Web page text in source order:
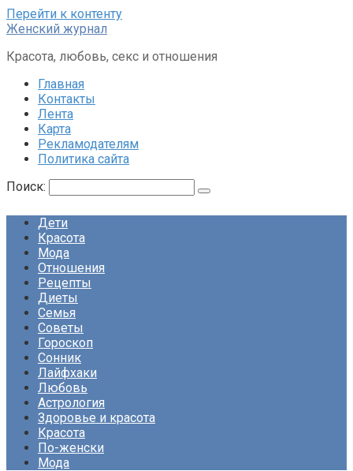
Перейти к контенту
Женский журнал
Красота, любовь, секс и отношения
Главная
Контакты
Лента
Карта
Рекламодателям
Политика сайта
Поиск:
Дети
Красота
Мода
Отношения
Рецепты
Диеты
Семья
Советы
Гороскоп
Сонник
Лайфхаки
Любовь
Астрология
Здоровье и красота
Красота
По-женски
Мода